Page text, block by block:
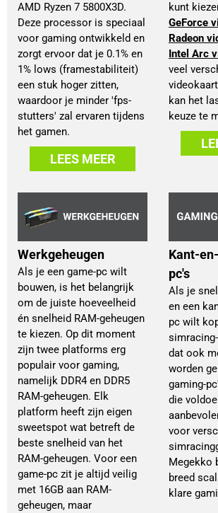
AMD Ryzen 7 5800X3D.
Deze processor is speciaal
voor gaming ontwikkeld en
zorgt ervoor dat je 0.1% en
1% lows (framestabiliteit)
een stuk hoger zitten,
waardoor je minder 'fps-
stutters' zal ervaren tijdens
het gamen.
LEES MEER
kunt
GeForce
Radeon
Intel Arc
veel
kan het
keuze te
Werkgeheugen
Als je een game-pc wilt
bouwen, is het belangrijk
om de juiste hoeveelheid
én snelheid RAM-geheugen
te kiezen. Op dit moment
zijn twee platforms erg
populair voor gaming,
namelijk DDR4 en DDR5
RAM-geheugen. Elk
platform heeft zijn eigen
sweetspot wat betreft de
beste snelheid van het
RAM-geheugen. Voor een
game-pc zit je altijd veilig
met 16GB aan RAM-
geheugen, maar
Kant-
pc's
Als je
en een
pc wilt
dat ook
worden
gaming-
die
voor
Megekko
breed
klare